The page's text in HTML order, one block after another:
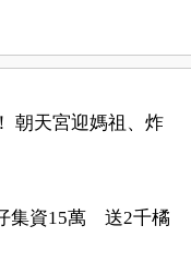
朝天宮迎媽祖、炸
集資15萬 送2千橘